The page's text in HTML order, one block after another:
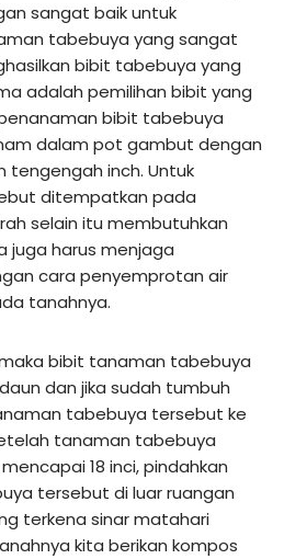
sangat baik untuk
tabebuya yang sangat
bibit tabebuya yang
adalah pemilihan bibit yang
bibit tabebuya
dalam pot gambut dengan
tengengah inch. Untuk
ditempatkan pada
selain itu membutuhkan
juga harus menjaga
cara penyemprotan air
tanahnya.
bibit tanaman tabebuya
dan jika sudah tumbuh
tabebuya tersebut ke
tanaman tabebuya
18 inci, pindahkan
tersebut di luar ruangan
terkena sinar matahari
kita berikan kompos